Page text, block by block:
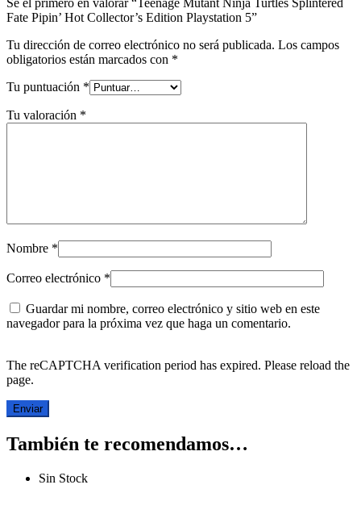
Fate Pipin’ Hot Collector’s Edition Playstation 5”
Tu dirección de correo electrónico no será publicada. Los campos
obligatorios están marcados con *
Tu puntuación *
Tu valoración *
Nombre *
Correo electrónico *
Guardar mi nombre, correo electrónico y sitio web en este
navegador para la próxima vez que haga un comentario.
The reCAPTCHA verification period has expired. Please reload the
page.
También te recomendamos…
Sin Stock